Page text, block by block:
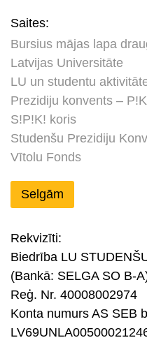
Saites:
Bursius mājas lapa
Latvijas Universitāte
LU un studentu
Prezidiju konvents –
S!P!K! koris
Studenšu Prezidiju
Vītolu Fonds
Selgām
Rekvizīti:
Biedrība LU
(Bankā: SELGA SO B-
Reģ. Nr. 40008002974
Konta numurs AS SEB